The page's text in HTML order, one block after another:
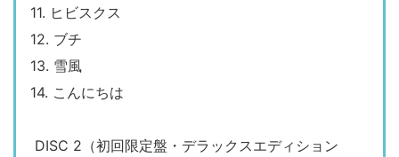
11. ヒビスクス
12. ブチ
13. 雪風
14. こんにちは
DISC 2（初回限定盤・デラックスエディション